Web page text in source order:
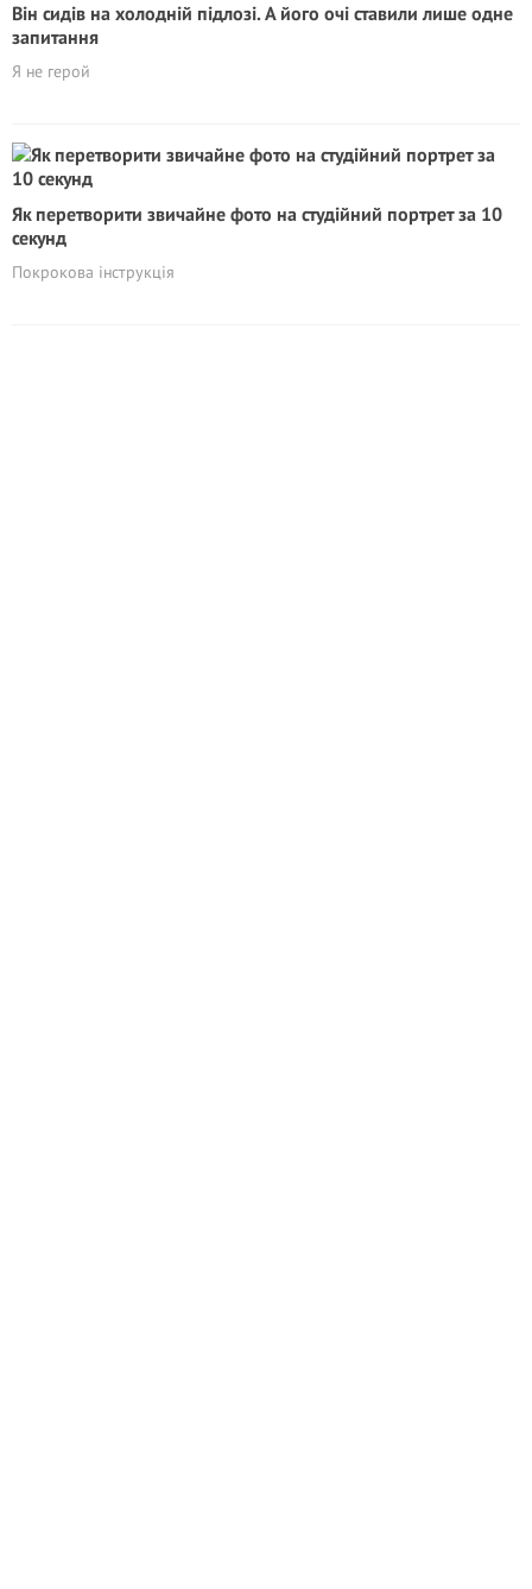
Він сидів на холодній підлозі. А його очі ставили лише одне
запитання
Я не герой
Як перетворити звичайне фото на студійний портрет за 10
секунд
Покрокова інструкція